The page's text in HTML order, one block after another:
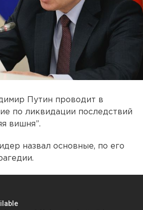
Путин проводит в
по ликвидации последствий
вишня”.
назвал основные, по его